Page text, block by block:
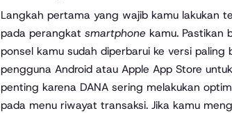
Langkah pertama yang wajib kamu lakukan
pada perangkat smartphone kamu. Pastikan
ponsel kamu sudah diperbarui ke versi paling
pengguna Android atau Apple App Store
penting karena DANA sering melakukan
pada menu riwayat transaksi. Jika kamu